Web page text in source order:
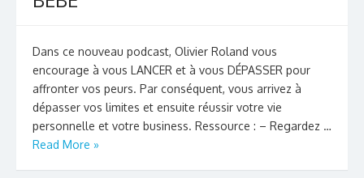
Dans ce nouveau podcast, Olivier Roland vous
encourage à vous LANCER et à vous DÉPASSER pour
affronter vos peurs. Par conséquent, vous arrivez à
dépasser vos limites et ensuite réussir votre vie
personnelle et votre business. Ressource : – Regardez …
Read More »